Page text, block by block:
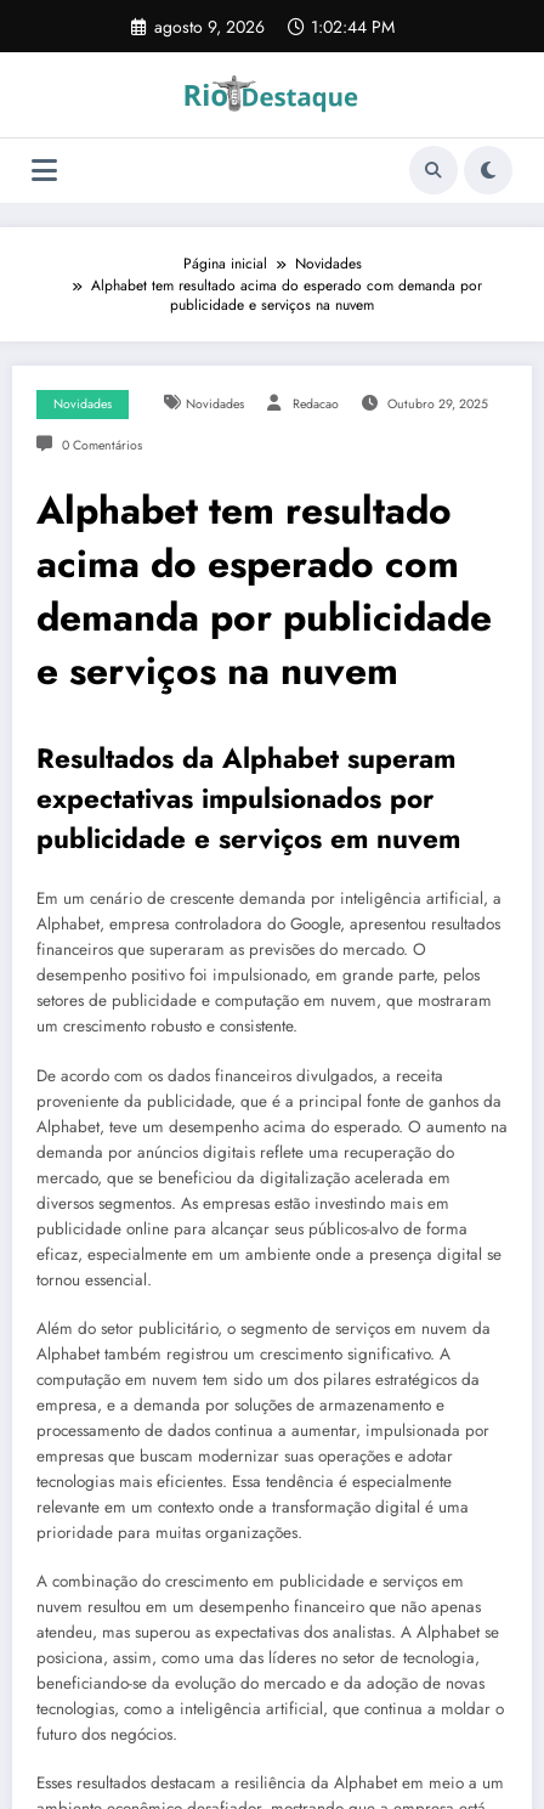
o
agosto 9, 2026 1:02:45 PM
Página inicial
Novidades
Alphabet tem resultado acima do esperado com demanda por
publicidade e serviços na nuvem
Novidades Novidades Redacao Outubro 29, 2025
0 Comentários
Alphabet tem resultado
acima do esperado com
demanda por publicidade
e serviços na nuvem
Resultados da Alphabet superam
expectativas impulsionados por
publicidade e serviços em nuvem
Em um cenário de crescente demanda por inteligência artificial, a
Alphabet, empresa controladora do Google, apresentou resultados
financeiros que superaram as previsões do mercado. O
desempenho positivo foi impulsionado, em grande parte, pelos
setores de publicidade e computação em nuvem, que mostraram
um crescimento robusto e consistente.
De acordo com os dados financeiros divulgados, a receita
proveniente da publicidade, que é a principal fonte de ganhos da
Alphabet, teve um desempenho acima do esperado. O aumento na
demanda por anúncios digitais reflete uma recuperação do
mercado, que se beneficiou da digitalização acelerada em
diversos segmentos. As empresas estão investindo mais em
publicidade online para alcançar seus públicos-alvo de forma
eficaz, especialmente em um ambiente onde a presença digital se
tornou essencial.
Além do setor publicitário, o segmento de serviços em nuvem da
Alphabet também registrou um crescimento significativo. A
computação em nuvem tem sido um dos pilares estratégicos da
empresa, e a demanda por soluções de armazenamento e
processamento de dados continua a aumentar, impulsionada por
empresas que buscam modernizar suas operações e adotar
tecnologias mais eficientes. Essa tendência é especialmente
relevante em um contexto onde a transformação digital é uma
prioridade para muitas organizações.
A combinação do crescimento em publicidade e serviços em
nuvem resultou em um desempenho financeiro que não apenas
atendeu, mas superou as expectativas dos analistas. A Alphabet se
posiciona, assim, como uma das líderes no setor de tecnologia,
beneficiando-se da evolução do mercado e da adoção de novas
tecnologias, como a inteligência artificial, que continua a moldar o
futuro dos negócios.
Esses resultados destacam a resiliência da Alphabet em meio a um